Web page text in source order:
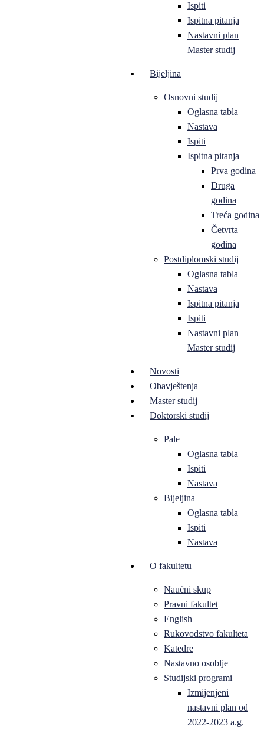
Ispiti
Ispitna pitanja
Nastavni plan
Master studij
Bijeljina
Osnovni studij
Oglasna tabla
Nastava
Ispiti
Ispitna pitanja
Prva godina
Druga
godina
Treća godina
Četvrta
godina
Postdiplomski studij
Oglasna tabla
Nastava
Ispitna pitanja
Ispiti
Nastavni plan
Master studij
Novosti
Obavještenja
Master studij
Doktorski studij
Pale
Oglasna tabla
Ispiti
Nastava
Bijeljina
Oglasna tabla
Ispiti
Nastava
O fakultetu
Naučni skup
Pravni fakultet
English
Rukovodstvo fakulteta
Katedre
Nastavno osoblje
Studijski programi
Izmijenjeni
nastavni plan od
2022-2023 a.g.